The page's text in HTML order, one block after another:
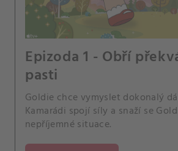
Epizoda 1 - Obří
pasti
Goldie chce vymyslet dokonalý
Kamarádi spojí síly a snaží se
nepříjemné situace.